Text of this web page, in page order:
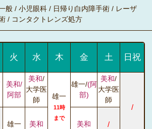
般 / 小児眼科 / 日帰り白内障手術 / レーザ
/ コンタクトレンズ処方
火 水 木 金 土 日祝
美和/
阿部
美和/
大学医
師
雄一
11時
まで
雄一/(阿
部)
美和/
大学医
師
/
雄一 美和 美和 /